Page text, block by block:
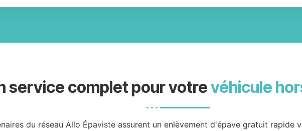
service complet pour votrevéhicule
du réseau Allo Épaviste assurent un enlèvement d'épave gratuit rapide